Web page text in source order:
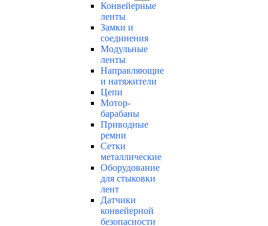
Конвейерные
ленты
Замки и
соединения
Модульные
ленты
Направляющие
и натяжители
Цепи
Мотор-
барабаны
Приводные
ремни
Сетки
металлические
Оборудование
для стыковки
лент
Датчики
конвейерной
безопасности